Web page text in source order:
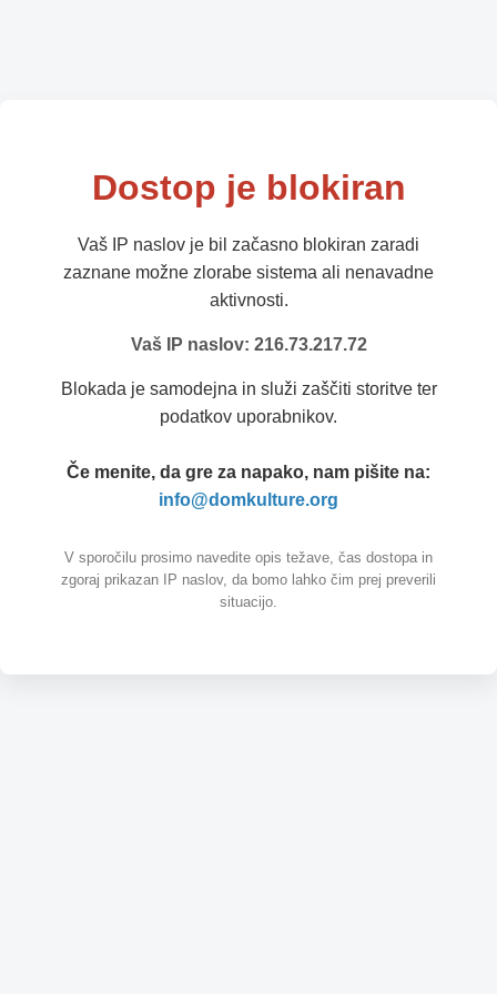
Dostop je blokiran
Vaš IP naslov je bil začasno blokiran zaradi
zaznane možne zlorabe sistema ali nenavadne
aktivnosti.
Vaš IP naslov: 216.73.217.72
Blokada je samodejna in služi zaščiti storitve ter
podatkov uporabnikov.
Če menite, da gre za napako, nam pišite na:
info@domkulture.org
V sporočilu prosimo navedite opis težave, čas dostopa in
zgoraj prikazan IP naslov, da bomo lahko čim prej preverili
situacijo.